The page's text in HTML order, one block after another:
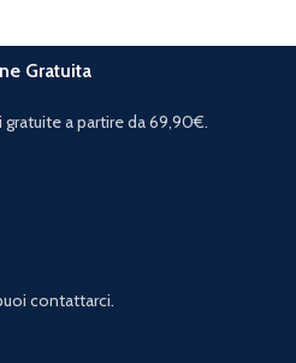
Gratuita
a partire da 69,90€.
contattarci.